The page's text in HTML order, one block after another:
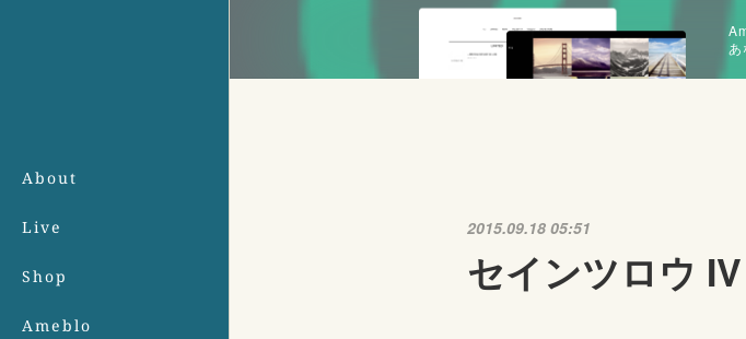
About
Live
Shop
Ameblo
2015.09.18 05:51
セインツロウ